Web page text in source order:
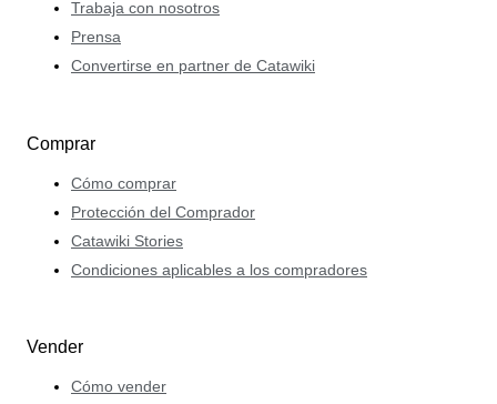
Trabaja con nosotros
Prensa
Convertirse en partner de Catawiki
Comprar
Cómo comprar
Protección del Comprador
Catawiki Stories
Condiciones aplicables a los compradores
Vender
Cómo vender